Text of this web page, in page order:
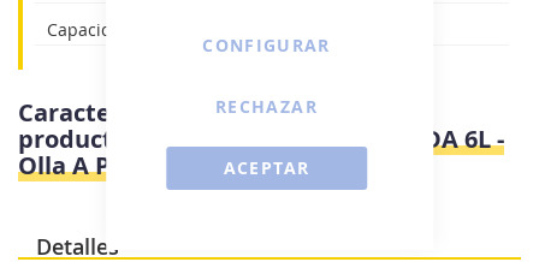
ACEPTAR
CONFIGURAR
RECHAZAR
Capacidad total: 6L
Características e información del
producto
Magefesa STAR BOMBEADA 6L -
Olla A Presion 6 Litros
Detalles